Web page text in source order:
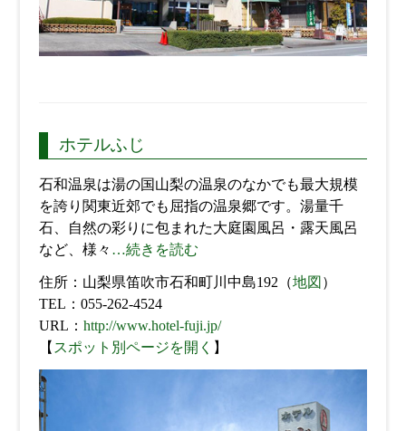
ホテルふじ
石和温泉は湯の国山梨の温泉のなかでも最大規模
を誇り関東近郊でも屈指の温泉郷です。湯量千
石、自然の彩りに包まれた大庭園風呂・露天風呂
など、様々 …続きを読む
住所：山梨県笛吹市石和町川中島192（地図 ）
TEL：055-262-4524
URL： http://www.hotel-fuji.jp/
【 スポット別ページを開く 】